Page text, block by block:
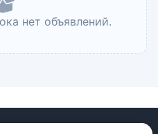
нет объявлений.